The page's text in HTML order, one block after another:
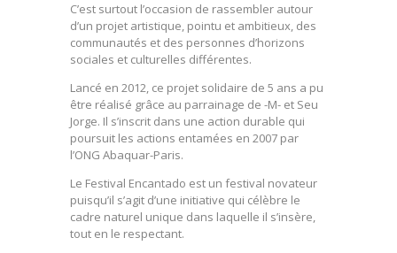
C’est surtout l’occasion de rassembler autour
d’un projet artistique, pointu et ambitieux, des
communautés et des personnes d’horizons
sociales et culturelles différentes.
Lancé en 2012, ce projet solidaire de 5 ans a pu
être réalisé grâce au parrainage de -M- et Seu
Jorge. Il s’inscrit dans une action durable qui
poursuit les actions entamées en 2007 par
l’ONG Abaquar-Paris.
Le Festival Encantado est un festival novateur
puisqu’il s’agit d’une initiative qui célèbre le
cadre naturel unique dans laquelle il s’insère,
tout en le respectant.